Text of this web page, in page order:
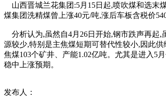
山西晋城兰花集团:5月15日起,喷吹煤和选末
煤集团洗精煤曾上涨40元/吨,涨后车板含税价
分析认为,虽然自4月26日开始,钢市跌声再起,
源较少,特别是主焦煤短期可替代性较小,因此
焦煤103个矿井、产能1.02亿吨。尤其是进入5
稳中上涨预期。
发布人：